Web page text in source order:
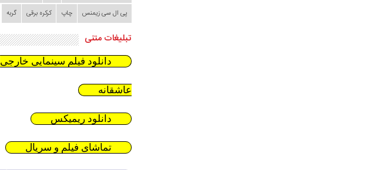
پی ال سی زیمنس
چاپ کرکره برقی گربه
تبلیغات متنی
دانلود فیلم سینمایی خارجی
عاشقانه
دانلود ریمیکس
تماشای فیلم و سریال